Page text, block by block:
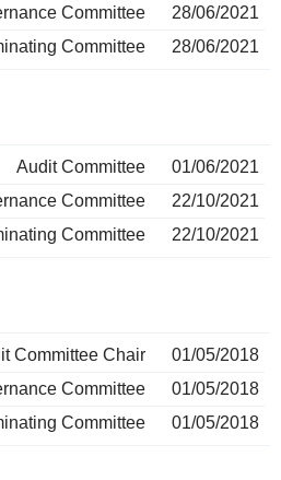
Committee
28/06/2021
Committee
28/06/2021
Audit Committee
01/06/2021
Committee
22/10/2021
Committee
22/10/2021
Committee Chair
01/05/2018
Committee
01/05/2018
Committee
01/05/2018